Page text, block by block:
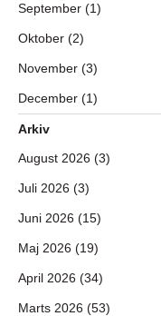
September (1)
Oktober (2)
November (3)
December (1)
Arkiv
August 2026 (3)
Juli 2026 (3)
Juni 2026 (15)
Maj 2026 (19)
April 2026 (34)
Marts 2026 (53)